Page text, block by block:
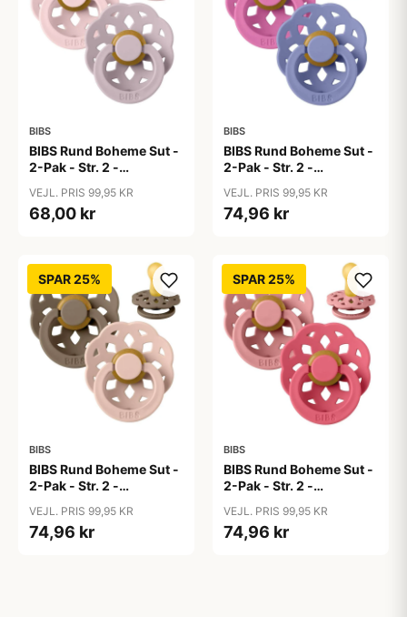
BIBS
BIBS Rund Boheme Sut -
2-Pak - Str. 2 -
Blossom/Dusky Lilac
VEJL. PRIS 99,95 KR
68,00 kr
BIBS
BIBS Rund Boheme Sut -
2-Pak - Str. 2 -
Bubblegum/Peri
VEJL. PRIS 99,95 KR
74,96 kr
SPAR 25%
BIBS
BIBS Rund Boheme Sut -
2-Pak - Str. 2 -
Oak/Blush
VEJL. PRIS 99,95 KR
74,96 kr
SPAR 25%
BIBS
BIBS Rund Boheme Sut -
2-Pak - Str. 2 -
Pink/Coral
VEJL. PRIS 99,95 KR
74,96 kr